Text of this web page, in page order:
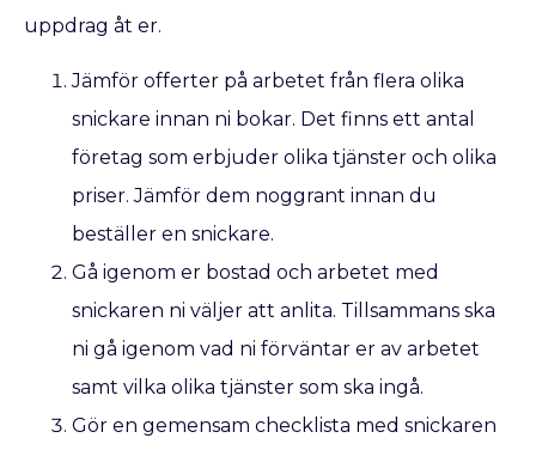
uppdrag åt er.
Jämför offerter på arbetet från flera olika
snickare innan ni bokar. Det finns ett antal
företag som erbjuder olika tjänster och olika
priser. Jämför dem noggrant innan du
beställer en snickare.
Gå igenom er bostad och arbetet med
snickaren ni väljer att anlita. Tillsammans ska
ni gå igenom vad ni förväntar er av arbetet
samt vilka olika tjänster som ska ingå.
Gör en gemensam checklista med snickaren